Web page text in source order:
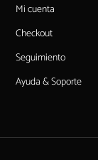
Mi cuenta
Checkout
Seguimiento
Ayuda & Soporte